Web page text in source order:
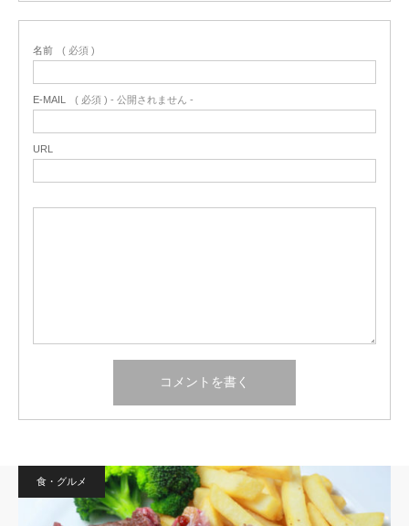
名前 ( 必須 )
E-MAIL ( 必須 ) - 公開されません -
URL
食・グルメ